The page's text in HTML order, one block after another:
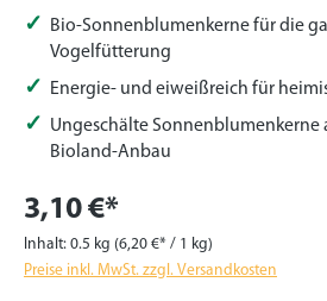
Bio-Sonnenblumenkerne für die
Vogelfütterung
Energie- und eiweißreich für
Ungeschälte Sonnenblumenkerne
Bioland-Anbau
3,10 €*
Inhalt: 0.5 kg (6,20 €* / 1 kg)
Preise inkl. MwSt. zzgl. Versandkosten